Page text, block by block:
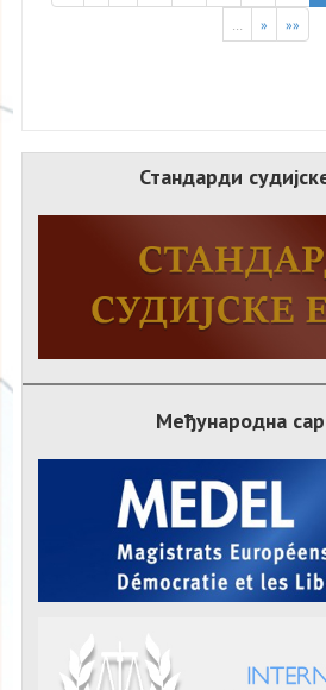
» »»
Стандарди
Међународна